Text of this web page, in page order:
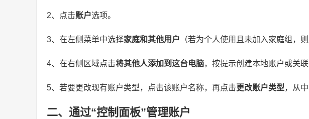
2、点击账户选项。
3、在左侧菜单中选择家庭和其他用户 （若为个人使用且未加入家庭组，则
4、在右侧区域点击将其他人添加到这台电脑，按提示创建本地账户或关联
5、若要更改现有账户类型，点击该账户名称，再点击更改账户类型，从
二、通过“控制面板”管理账户